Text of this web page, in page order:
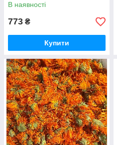
В наявності
773 ₴
Купити